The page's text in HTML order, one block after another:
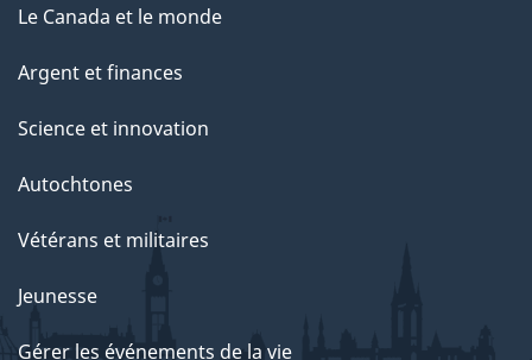
Le Canada et le monde
Argent et finances
Science et innovation
Autochtones
Vétérans et militaires
Jeunesse
Gérer les événements de la vie